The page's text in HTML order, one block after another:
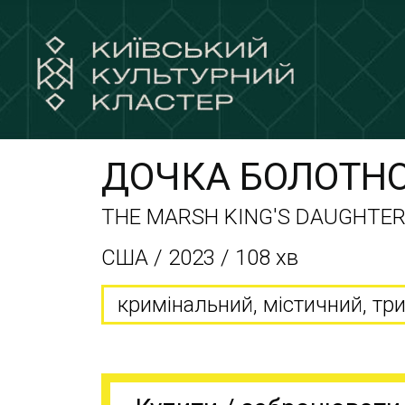
ДОЧКА
THE MARSH KING'S DAUGHTER
США / 2023 / 108 хв
кримінальний, містичний,